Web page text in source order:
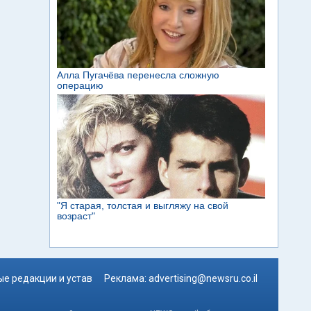
редакции и устав Реклама: advertising@newsru.co.il